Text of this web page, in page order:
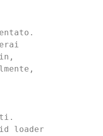
loader